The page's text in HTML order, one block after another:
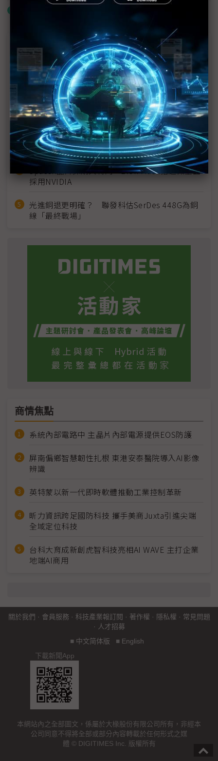
近７天熱門報導
MLCC訂單過熱、出貨比創高 村田示警全球AI基
建熱潮將趨緩
2027全年記憶體產能提前售罄 買家「祕而不
宣」只怕買不夠
英特爾EMIB良率達標 聯發科第2代ASIC產品
2028準時量產
SpaceX晶片採購大轉向 Elon Musk捨超微全面
採用NVIDIA
光進銅退更明確？ 聯發科估SerDes 448G為銅
線「最終戰場」
商情焦點
系統內部電路中 主晶片內部電源提供EOS防護
屏南偏鄉智慧韌性扎根 東港安泰醫院導入AI影像
辨識
英特蒙以新一代即時軟體推動工業控制革新
昕力資訊跨足國防科技 攜手美商Juxta引進尖端
全域定位科技
台科大育成新創虎智科技亮相AI WAVE 主打企業
地端AI商用
關於我們 · 會員服務 · 科技產業報訂閱 · 著作權 · 隱私權 · 常見問題
· 人才招募
■ 中文简体版 ■ English
下載新聞App
本網站內之全部圖文，係屬於大椽股份有限公司所有，非經本
公司同意不得將全部或部分內容轉載於任何形式之媒
體 © DIGITIMES Inc. 版權所有